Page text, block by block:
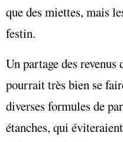
que des miettes, mais
festin.
Un partage des revenus
pourrait très bien se
diverses formules de
étanches, qui